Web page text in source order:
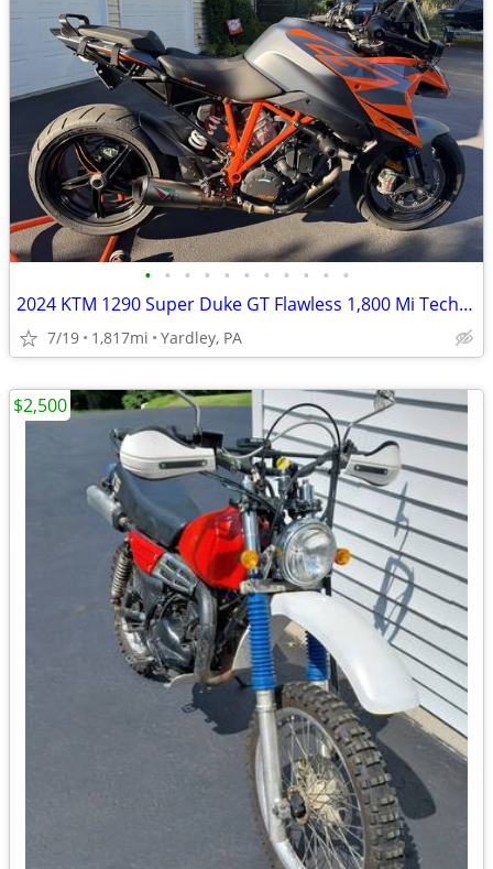
• • • • • • • • • • •
2024 KTM 1290 Super Duke GT Flawless 1,800 Mi Tech Pack $4k+ Mods
7/19 1,817mi Yardley, PA
$2,500